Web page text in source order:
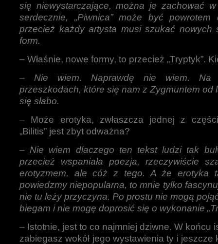
się niewystarczające, można je zachować
serdecznie, „Piwnica” może być
przecież każdy artysta musi szukać nowych
form.
– Właśnie, nowe formy, to przecież „Tryptyk”.
– Nie wiem. Naprawdę nie wiem.
przeszkodach, które się nam z Zygmuntem od
się słabo.
– Może erotyka, zwłaszcza jednej z części
„Bilitis” jest zbyt odważna?
– Nie wiem dlaczego ten tekst ludzi tak
przecież wspaniała poezja, rzeczywiście
erotyzmem, ale cóż z tego. A że
powiedzmy niepopularna, to mnie tylko
nie tu leży przyczyna. Po prostu nie mogą
biegam i nie mogę doprosić się o wykonanie
– Istotnie, jest to co najmniej dziwne. W końcu
zabiegasz wokół jego wystawienia ty i jeszcze